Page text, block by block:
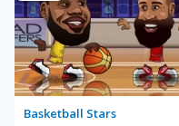
Basketball Stars